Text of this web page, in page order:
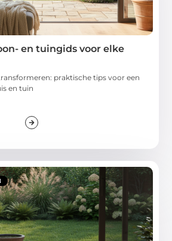
en tuingids voor elke
praktische tips voor een
en tuin